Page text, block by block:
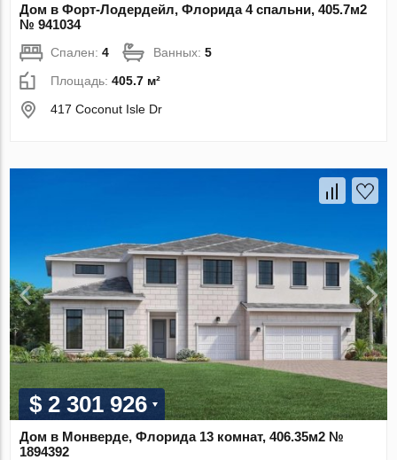
Дом в Форт-Лодердейл, Флорида 4 спальни, 405.7м2
№ 941034
Спален:4 Ванных:5
Площадь:405.7 м²
417 Coconut Isle Dr
$ 2 301 926
Дом в Монверде, Флорида 13 комнат, 406.35м2 №
1894392